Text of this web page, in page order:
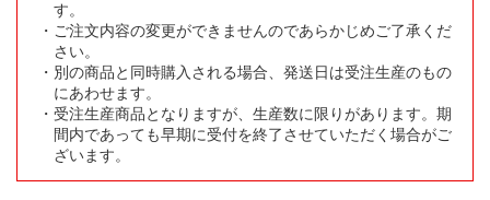
す。
ご注文内容の変更ができませんのであらかじめご了承くだ
さい。
別の商品と同時購入される場合、発送日は受注生産のもの
にあわせます。
受注生産商品となりますが、生産数に限りがあります。期
間内であっても早期に受付を終了させていただく場合がご
ざいます。